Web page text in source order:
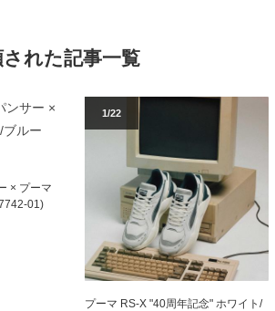
された記事一覧
× プーマ
01)
1/22
プーマ RS-X "40周年記念" ホワイト/